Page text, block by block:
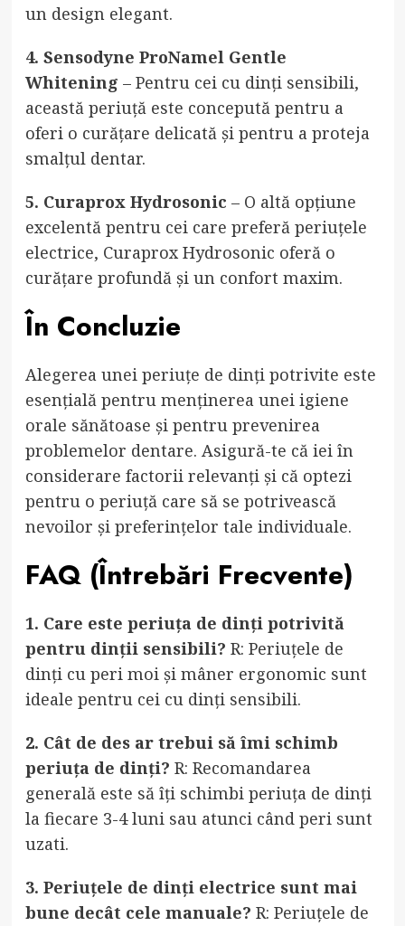
un design elegant.
4. Sensodyne ProNamel Gentle
Whitening – Pentru cei cu dinți sensibili,
această periuță este concepută pentru a
oferi o curățare delicată și pentru a proteja
smalțul dentar.
5. Curaprox Hydrosonic – O altă opțiune
excelentă pentru cei care preferă periuțele
electrice, Curaprox Hydrosonic oferă o
curățare profundă și un confort maxim.
În Concluzie
Alegerea unei periuțe de dinți potrivite este
esențială pentru menținerea unei igiene
orale sănătoase și pentru prevenirea
problemelor dentare. Asigură-te că iei în
considerare factorii relevanți și că optezi
pentru o periuță care să se potrivească
nevoilor și preferințelor tale individuale.
FAQ (Întrebări Frecvente)
1. Care este periuța de dinți potrivită
pentru dinții sensibili? R: Periuțele de
dinți cu peri moi și mâner ergonomic sunt
ideale pentru cei cu dinți sensibili.
2. Cât de des ar trebui să îmi schimb
periuța de dinți? R: Recomandarea
generală este să îți schimbi periuța de dinți
la fiecare 3-4 luni sau atunci când peri sunt
uzati.
3. Periuțele de dinți electrice sunt mai
bune decât cele manuale? R: Periuțele de